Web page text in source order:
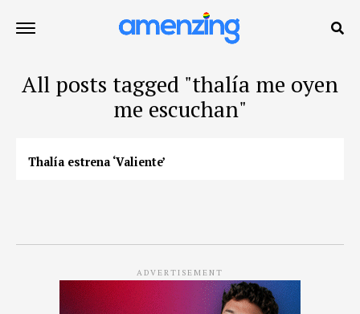
All posts tagged "thalía me oyen
me escuchan"
Thalía estrena ‘Valiente’
ADVERTISEMENT